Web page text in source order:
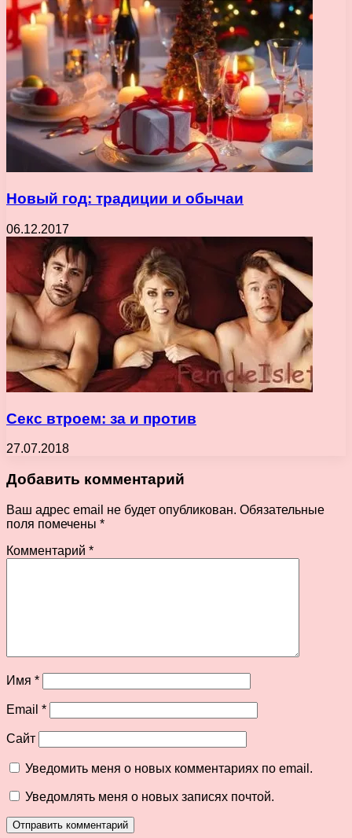
Новый год: традиции и обычаи
06.12.2017
Секс втроем: за и против
27.07.2018
Добавить комментарий
Ваш адрес email не будет опубликован. Обязательные
поля помечены *
Комментарий *
Имя *
Email *
Сайт
Уведомить меня о новых комментариях по email.
Уведомлять меня о новых записях почтой.